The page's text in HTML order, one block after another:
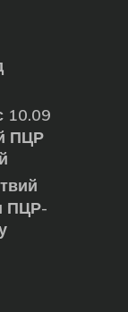
10.09
ПЦР
ПЦР-